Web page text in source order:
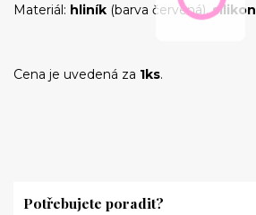
Materiál: hliník (barva červená),silikon
Cena je uvedená za 1ks.
Potřebujete poradit?